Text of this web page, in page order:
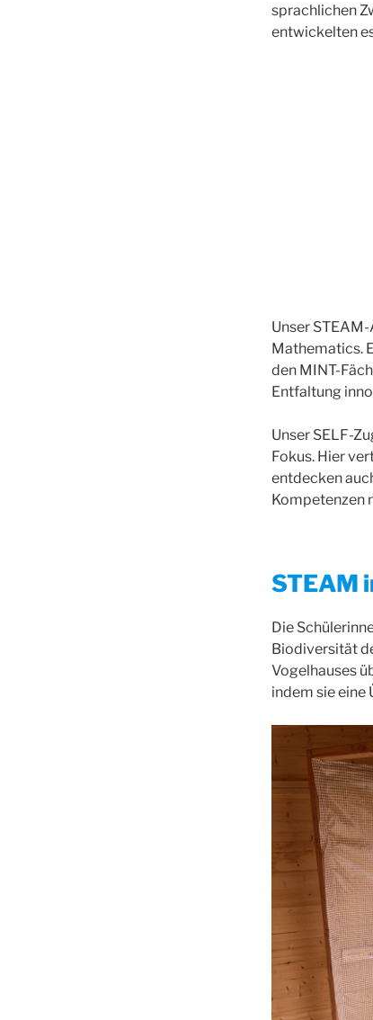
sprachlichen
entwickelten
Unser
Mathematics.
den MINT-
Entfaltung
Unser SELF-
Fokus. Hier
entdecken
Kompetenzen
STEAM
Die
Biodiversität
Vogelhauses
indem sie eine